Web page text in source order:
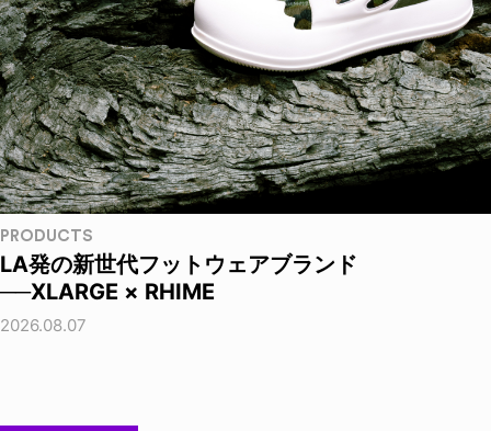
PRODUCTS
LA発の新世代フットウェアブランド
──XLARGE × RHIME
2026.08.07